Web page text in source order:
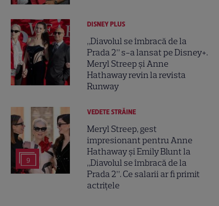
DISNEY PLUS
„Diavolul se îmbracă de la
Prada 2” s-a lansat pe Disney+.
Meryl Streep și Anne
Hathaway revin la revista
Runway
9
VEDETE STRĂINE
Meryl Streep, gest
impresionant pentru Anne
Hathaway și Emily Blunt la
„Diavolul se îmbracă de la
Prada 2”. Ce salarii ar fi primit
actrițele